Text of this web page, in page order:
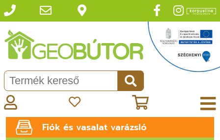
Fiók és vasalat varázsló